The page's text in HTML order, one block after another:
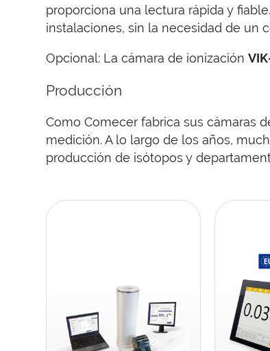
proporciona una lectura rápida y
instalaciones, sin la necesidad de un
Opcional: La cámara de ionización
Producción
Como Comecer fabrica sus cámaras
medición. A lo largo de los años,
producción de isótopos y